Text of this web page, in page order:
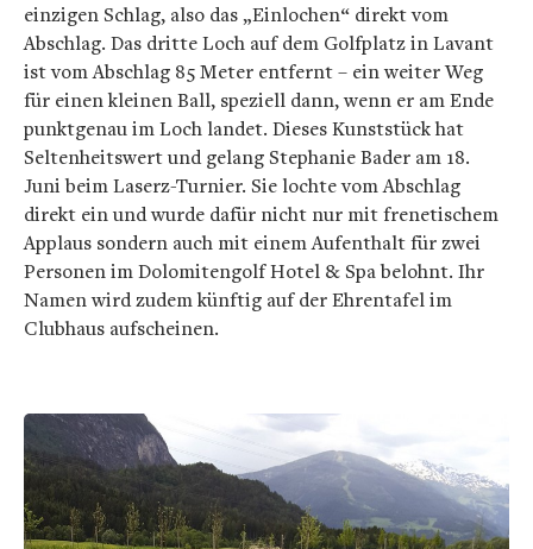
einzigen Schlag, also das „Einlochen“ direkt vom
Abschlag. Das dritte Loch auf dem Golfplatz in Lavant
ist vom Abschlag 85 Meter entfernt – ein weiter Weg
für einen kleinen Ball, speziell dann, wenn er am Ende
punktgenau im Loch landet. Dieses Kunststück hat
Seltenheitswert und gelang Stephanie Bader am 18.
Juni beim Laserz-Turnier. Sie lochte vom Abschlag
direkt ein und wurde dafür nicht nur mit frenetischem
Applaus sondern auch mit einem Aufenthalt für zwei
Personen im Dolomitengolf Hotel & Spa belohnt. Ihr
Namen wird zudem künftig auf der Ehrentafel im
Clubhaus aufscheinen.